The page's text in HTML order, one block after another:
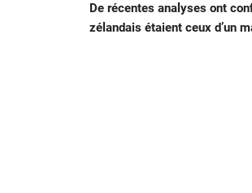
De récentes analyses ont
zélandais étaient ceux d’un